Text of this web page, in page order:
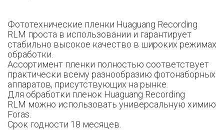
Фототехнические пленки Huaguang Recording
RLM проста в использовании и гарантирует
стабильно высокое качество в широких режимах
обработки.
Ассортимент пленки полностью соответствует
практически всему разнообразию фотонаборных
аппаратов, присутствующих на рынке.
Для обработки пленок Huaguang Recording
RLM можно использовать универсальную химию
Foras.
Срок годности 18 месяцев.